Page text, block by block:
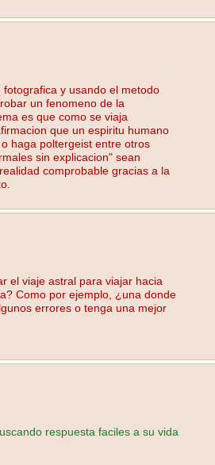
fotografica y usando el metodo
un fenomeno de la
es que como se viaja
que un espiritu humano
haga poltergeist entre otros
sin explicacion" sean
comprobable gracias a la
el viaje astral para viajar hacia
Como por ejemplo, ¿una donde
errores o tenga una mejor
respuesta faciles a su vida